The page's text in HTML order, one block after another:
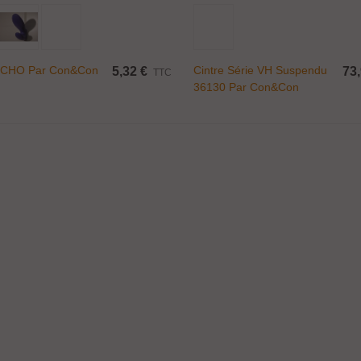
Ajouter Au Panier
Par Con&Con 5,32 € TTC
Cintre Série VH Suspendu
36130 Par Con&Con